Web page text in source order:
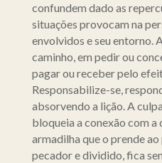
confundem dado as
situações provocam na
envolvidos e seu entorno.
caminho, em pedir ou
pagar ou receber pelo
Responsabilize-se,
absorvendo a lição. A
bloqueia a conexão com a
armadilha que o prende
pecador e dividido, fica